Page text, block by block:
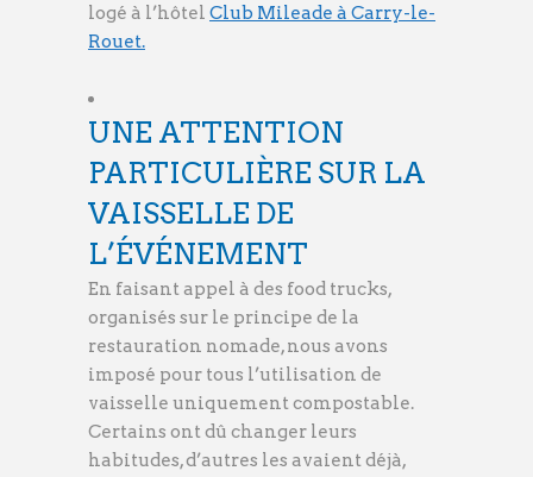
logé à l’hôtel Club Mileade à Carry-le-
Rouet.
UNE ATTENTION
PARTICULIÈRE SUR LA
VAISSELLE DE
L’ÉVÉNEMENT
En faisant appel à des food trucks,
organisés sur le principe de la
restauration nomade, nous avons
imposé pour tous l’utilisation de
vaisselle uniquement compostable.
Certains ont dû changer leurs
habitudes, d’autres les avaient déjà,